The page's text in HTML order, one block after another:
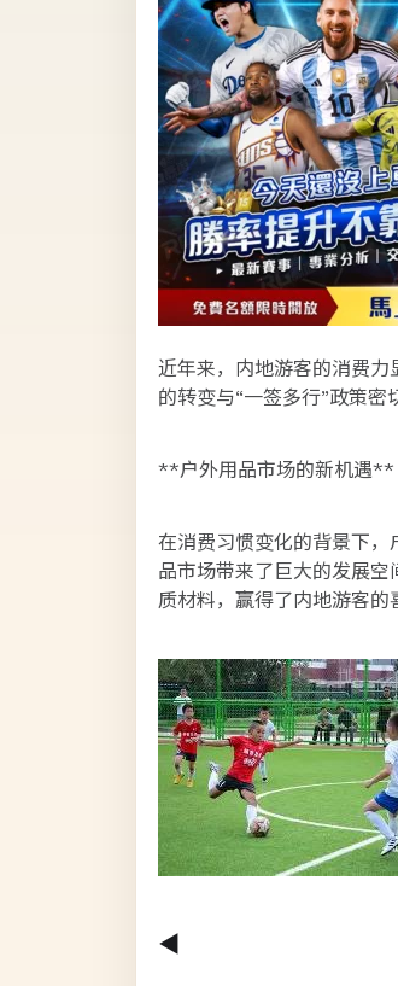
近年来，内地游客的消费
的转变与“一签多行”政策
**户外用品市场的新机遇**
在消费习惯变化的背景下
品市场带来了巨大的发展
质材料，赢得了内地游客的
◀️